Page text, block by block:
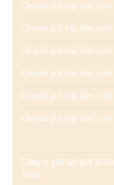
Chuyên giặt hấp đầm
Chuyên giặt hấp đầm
Chuyên giặt hấp đầm
Chuyên giặt hấp đầm
Chuyên giặt hấp đầm
Chuyên giặt hấp đầm
Công ty giặt sấy giặt là
Minh